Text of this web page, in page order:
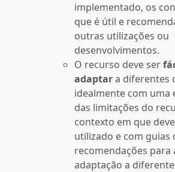
implementado, os
que é útil e
outras utilizações ou
desenvolvimentos.
O recurso deve ser
adaptara diferentes
idealmente com uma
das limitações do
contexto em que
utilizado e com guias
recomendações para
adaptação a